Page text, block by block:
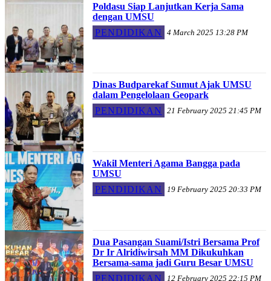
Poldasu Siap Lanjutkan Kerja Sama
dengan UMSU
PENDIDIKAN
4 March 2025 13:28 PM
Dinas Budparekaf Sumut Ajak UMSU
dalam Pengelolaan Geopark
PENDIDIKAN
21 February 2025 21:45 PM
Wakil Menteri Agama Bangga pada
UMSU
PENDIDIKAN
19 February 2025 20:33 PM
Dua Pasangan Suami/Istri Bersama Prof
Dr Ir Alridiwirsah MM Dikukuhkan
Bersama-sama jadi Guru Besar UMSU
PENDIDIKAN
12 February 2025 22:15 PM